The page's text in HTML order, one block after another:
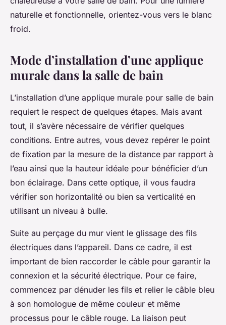
naturelle et fonctionnelle, orientez-vous vers le blanc
froid.
Mode d’installation d’une applique
murale dans la salle de bain
L’installation d’une applique murale pour salle de bain
requiert le respect de quelques étapes. Mais avant
tout, il s’avère nécessaire de vérifier quelques
conditions. Entre autres, vous devez repérer le point
de fixation par la mesure de la distance par rapport à
l’eau ainsi que la hauteur idéale pour bénéficier d’un
bon éclairage. Dans cette optique, il vous faudra
vérifier son horizontalité ou bien sa verticalité en
utilisant un niveau à bulle.
Suite au perçage du mur vient le glissage des fils
électriques dans l’appareil. Dans ce cadre, il est
important de bien raccorder le câble pour garantir la
connexion et la sécurité électrique. Pour ce faire,
commencez par dénuder les fils et relier le câble bleu
à son homologue de même couleur et même
processus pour le câble rouge. La liaison peut